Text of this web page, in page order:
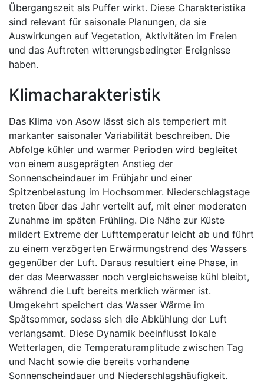
Übergangszeit als Puffer wirkt. Diese Charakteristika
sind relevant für saisonale Planungen, da sie
Auswirkungen auf Vegetation, Aktivitäten im Freien
und das Auftreten witterungsbedingter Ereignisse
haben.
Klimacharakteristik
Das Klima von Asow lässt sich als temperiert mit
markanter saisonaler Variabilität beschreiben. Die
Abfolge kühler und warmer Perioden wird begleitet
von einem ausgeprägten Anstieg der
Sonnenscheindauer im Frühjahr und einer
Spitzenbelastung im Hochsommer. Niederschlagstage
treten über das Jahr verteilt auf, mit einer moderaten
Zunahme im späten Frühling. Die Nähe zur Küste
mildert Extreme der Lufttemperatur leicht ab und führt
zu einem verzögerten Erwärmungstrend des Wassers
gegenüber der Luft. Daraus resultiert eine Phase, in
der das Meerwasser noch vergleichsweise kühl bleibt,
während die Luft bereits merklich wärmer ist.
Umgekehrt speichert das Wasser Wärme im
Spätsommer, sodass sich die Abkühlung der Luft
verlangsamt. Diese Dynamik beeinflusst lokale
Wetterlagen, die Temperaturamplitude zwischen Tag
und Nacht sowie die bereits vorhandene
Sonnenscheindauer und Niederschlagshäufigkeit.